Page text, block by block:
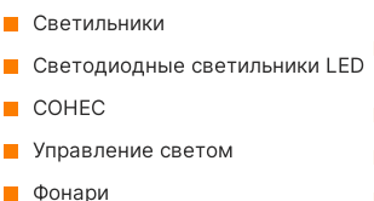
Светильники
Светодиодные светильники LED
СОНЕС
Управление светом
Фонари